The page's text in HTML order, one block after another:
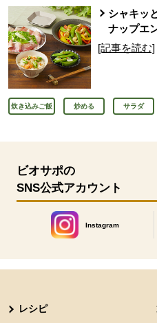
シャキッ
ナップエ
[記事を読む]
炊き込みご飯 炒める サラダ
ビオサポの
SNS公式アカウント
Instagram
別のウィンドウで開き
レシピ